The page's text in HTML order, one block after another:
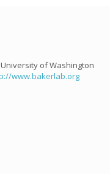
of Washington
www.bakerlab.org